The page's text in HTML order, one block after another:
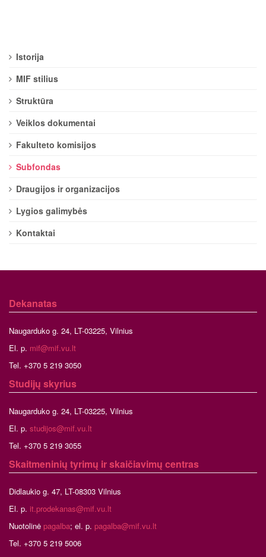
Istorija
MIF stilius
Struktūra
Veiklos dokumentai
Fakulteto komisijos
Subfondas
Draugijos ir organizacijos
Lygios galimybės
Kontaktai
Dekanatas
Naugarduko g. 24, LT-03225, Vilnius
El. p. mif@mif.vu.lt
Tel. +370 5 219 3050
Studijų skyrius
Naugarduko g. 24, LT-03225, Vilnius
El. p. studijos@mif.vu.lt
Tel. +370 5 219 3055
Skaitmeninių tyrimų ir skaičiavimų centras
Didlaukio g. 47, LT-08303 Vilnius
El. p. it.prodekanas@mif.vu.lt
Nuotolinė pagalba; el. p. pagalba@mif.vu.lt
Tel. +370 5 219 5006